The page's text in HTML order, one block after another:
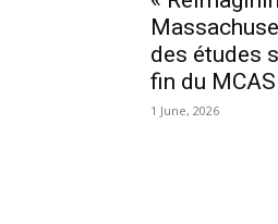
des études
fin du
1 June, 2026